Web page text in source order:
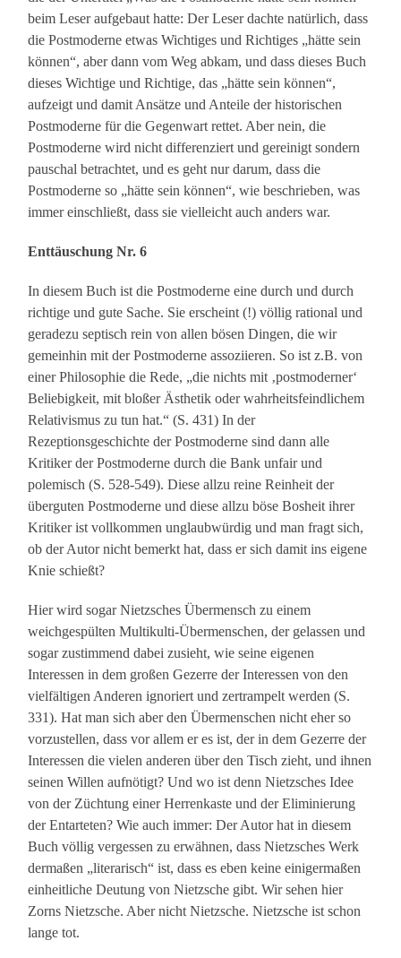
beim Leser aufgebaut hatte: Der Leser dachte natürlich, dass
die Postmoderne etwas Wichtiges und Richtiges „hätte sein
können“, aber dann vom Weg abkam, und dass dieses Buch
dieses Wichtige und Richtige, das „hätte sein können“,
aufzeigt und damit Ansätze und Anteile der historischen
Postmoderne für die Gegenwart rettet. Aber nein, die
Postmoderne wird nicht differenziert und gereinigt sondern
pauschal betrachtet, und es geht nur darum, dass die
Postmoderne so „hätte sein können“, wie beschrieben, was
immer einschließt, dass sie vielleicht auch anders war.
Enttäuschung Nr. 6
In diesem Buch ist die Postmoderne eine durch und durch
richtige und gute Sache. Sie erscheint (!) völlig rational und
geradezu septisch rein von allen bösen Dingen, die wir
gemeinhin mit der Postmoderne assoziieren. So ist z.B. von
einer Philosophie die Rede, „die nichts mit ‚postmoderner‘
Beliebigkeit, mit bloßer Ästhetik oder wahrheitsfeindlichem
Relativismus zu tun hat.“ (S. 431) In der
Rezeptionsgeschichte der Postmoderne sind dann alle
Kritiker der Postmoderne durch die Bank unfair und
polemisch (S. 528-549). Diese allzu reine Reinheit der
überguten Postmoderne und diese allzu böse Bosheit ihrer
Kritiker ist vollkommen unglaubwürdig und man fragt sich,
ob der Autor nicht bemerkt hat, dass er sich damit ins eigene
Knie schießt?
Hier wird sogar Nietzsches Übermensch zu einem
weichgespülten Multikulti-Übermenschen, der gelassen und
sogar zustimmend dabei zusieht, wie seine eigenen
Interessen in dem großen Gezerre der Interessen von den
vielfältigen Anderen ignoriert und zertrampelt werden (S.
331). Hat man sich aber den Übermenschen nicht eher so
vorzustellen, dass vor allem er es ist, der in dem Gezerre der
Interessen die vielen anderen über den Tisch zieht, und ihnen
seinen Willen aufnötigt? Und wo ist denn Nietzsches Idee
von der Züchtung einer Herrenkaste und der Eliminierung
der Entarteten? Wie auch immer: Der Autor hat in diesem
Buch völlig vergessen zu erwähnen, dass Nietzsches Werk
dermaßen „literarisch“ ist, dass es eben keine einigermaßen
einheitliche Deutung von Nietzsche gibt. Wir sehen hier
Zorns Nietzsche. Aber nicht Nietzsche. Nietzsche ist schon
lange tot.